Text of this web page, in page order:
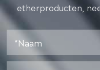
etherproducten,